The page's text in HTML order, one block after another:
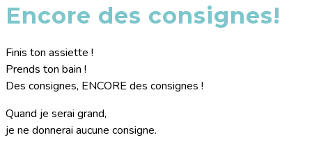
Encore des consignes!
Finis ton assiette !
Prends ton bain !
Des consignes, ENCORE des consignes !
Quand je serai grand,
je ne donnerai aucune consigne.